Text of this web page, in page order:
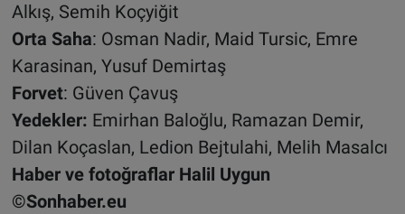
Alkış, Semih Koçyiğit
Orta Saha: Osman Nadir, Maid Tursic, Emre
Karasinan, Yusuf Demirtaş
Forvet: Güven Çavuş
Yedekler: Emirhan Baloğlu, Ramazan Demir,
Dilan Koçaslan, Ledion Bejtulahi, Melih Masalcı
Haber ve fotoğraflar Halil Uygun
©Sonhaber.eu